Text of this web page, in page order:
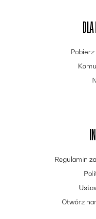
Regulamin
Otwórz